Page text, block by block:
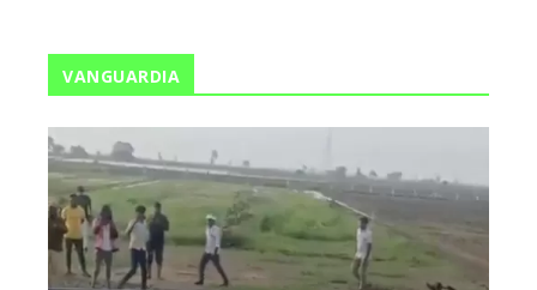
VANGUARDIA